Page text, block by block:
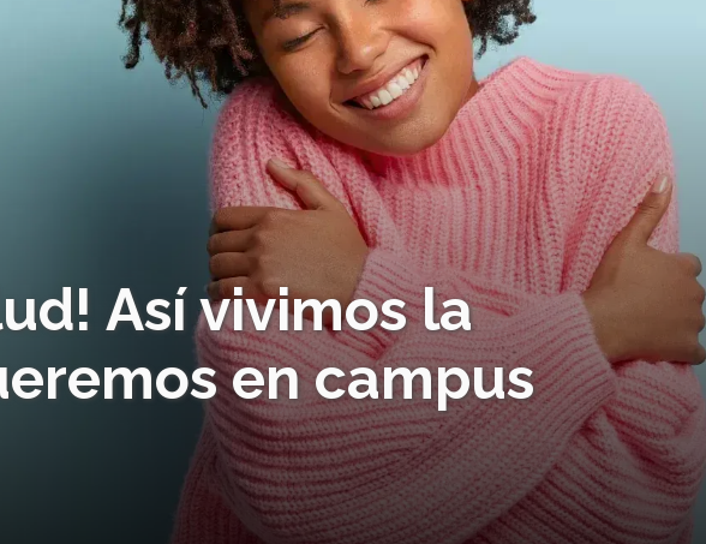
Así vivimos la
en campus